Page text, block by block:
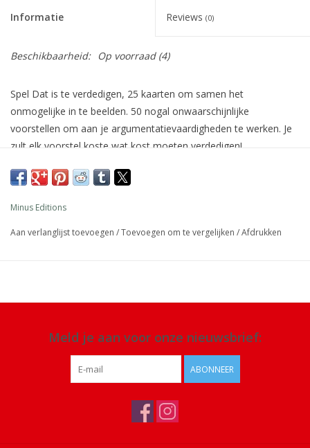
Informatie Reviews (0)
Beschikbaarheid: Op voorraad(4)
Spel Dat is te verdedigen, 25 kaarten om samen het
onmogelijke in te beelden. 50 nogal onwaarschijnlijke
voorstellen om aan je argumentatievaardigheden te werken. Je
zult elk voorstel koste wat kost moeten verdedigen!
Afmeting: 14,5 x 8,5 x 1 cm
Minus Editions
Aan verlanglijst toevoegen /Toevoegen om te vergelijken /Afdrukken
Meld je aan voor onze nieuwsbrief:
ABONNEER